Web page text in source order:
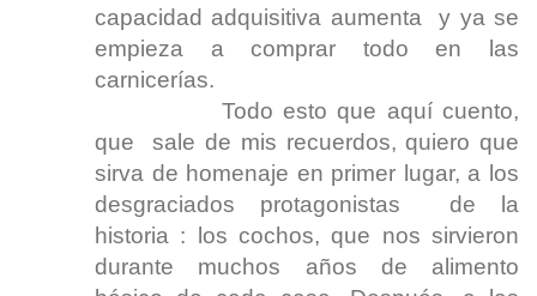
capacidad adquisitiva aumenta y ya se
empieza a comprar todo en las
carnicerías.
Todo esto que aquí cuento,
que sale de mis recuerdos, quiero que
sirva de homenaje en primer lugar, a los
desgraciados protagonistas de la
historia : los cochos, que nos sirvieron
durante muchos años de alimento